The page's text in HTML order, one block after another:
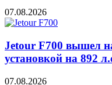
07.08.2026
Jetour F700 вышел
установкой на 892
07.08.2026